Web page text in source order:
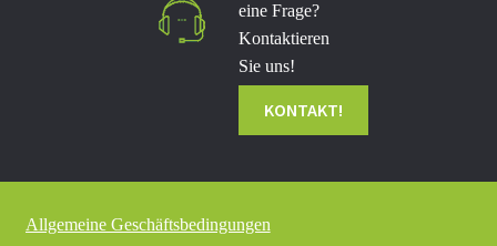
eine Frage?
Kontaktieren
Sie uns!
Allgemeine Geschäftsbedingungen